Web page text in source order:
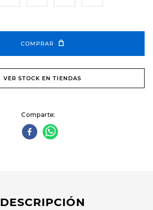
COMPRAR
VER STOCK EN TIENDAS
Comparte
DESCRIPCIÓN